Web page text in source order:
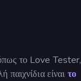
το Love Tester,
είναι το